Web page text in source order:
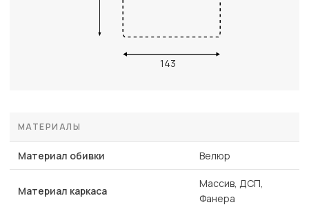
143
МАТЕРИАЛЫ
Материал обивки Велюр
Материал каркаса
Массив, ДСП,
Фанера